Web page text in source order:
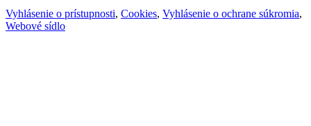
Vyhlásenie o prístupnosti, Cookies, Vyhlásenie o ochrane súkromia,
Webové sídlo